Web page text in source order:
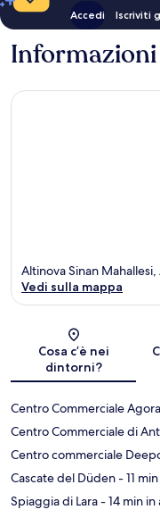
Accedi Iscriviti
Altinova Sinan
Vedi sulla mappa
Cosa c’è nei
dintorni?
Centro Commerciale Agora
Centro Commerciale di
Centro commerciale
Cascate del Düden- 11
Spiaggia di Lara- 14 min in